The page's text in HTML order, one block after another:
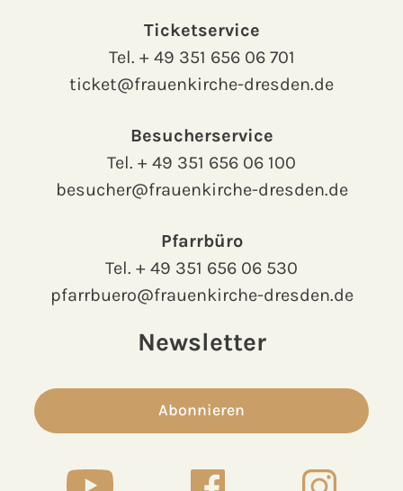
Ticketservice
Tel. + 49 351 656 06 701
ticket@frauenkirche-dresden.de
Besucherservice
Tel. + 49 351 656 06 100
besucher@frauenkirche-dresden.de
Pfarrbüro
Tel. + 49 351 656 06 530
pfarrbuero@frauenkirche-dresden.de
Newsletter
Abonnieren